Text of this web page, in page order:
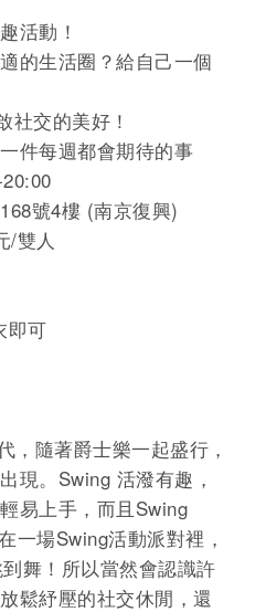
活動！
的生活圈？給自己一個
社交的美好！
件每週都會期待的事
號4樓 (南京復興)
/雙人
即可
，隨著爵士樂一起盛行，
現。Swing 活潑有趣，
易上手，而且Swing
一場Swing活動派對裡，
舞！所以當然會認識許
鬆紓壓的社交休閒，還